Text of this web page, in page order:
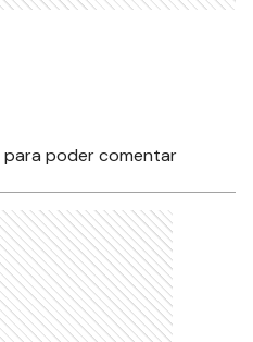
para poder comentar